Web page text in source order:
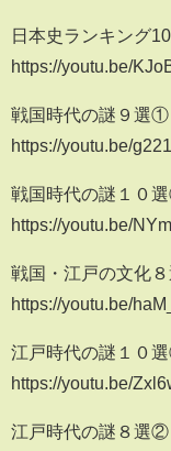
日本史ランキング
https://youtu.be/
戦国時代の謎９選①
https://youtu.be/
戦国時代の謎１０
https://youtu.be/
戦国・江戸の文化８
https://youtu.be/
江戸時代の謎１０
https://youtu.be/
江戸時代の謎８選②